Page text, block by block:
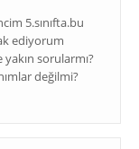
5.sınıfta.bu
ediyorum
sorularmı?
değilmi?